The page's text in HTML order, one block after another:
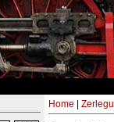
Home